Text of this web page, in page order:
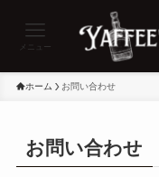
メニュー
ホーム お問い合わせ
お問い合わせ